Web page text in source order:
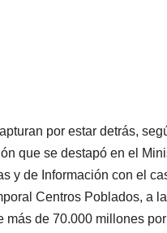
por estar detrás,
que se destapó en el
y de Información con el
Centros Poblados, a
más de 70.000 millones